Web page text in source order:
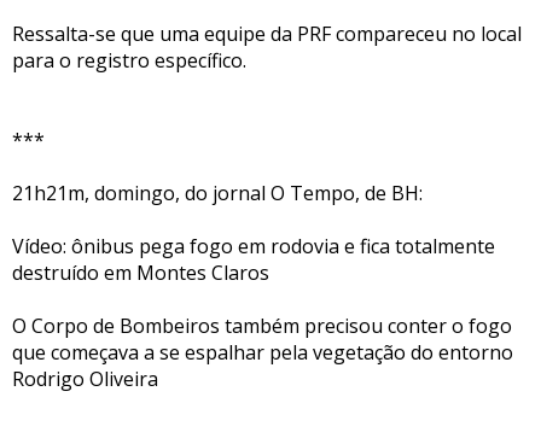
Ressalta-se que uma equipe da PRF compareceu no local
para o registro específico.
***
21h21m, domingo, do jornal O Tempo, de BH:
Vídeo: ônibus pega fogo em rodovia e fica totalmente
destruído em Montes Claros
O Corpo de Bombeiros também precisou conter o fogo
que começava a se espalhar pela vegetação do entorno
Rodrigo Oliveira